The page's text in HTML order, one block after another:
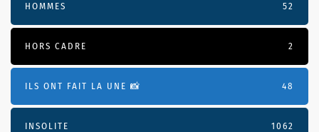
HOMMES 52
HORS CADRE 2
ILS ONT FAIT LA UNE 📸 48
INSOLITE 1062